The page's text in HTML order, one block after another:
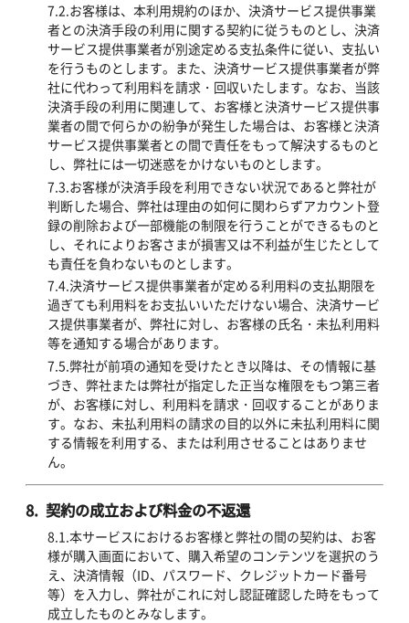
7.2.お客様は、本利用規約のほか、決済サービス提供事業
者との決済手段の利用に関する契約に従うものとし、決済
サービス提供事業者が別途定める支払条件に従い、支払い
を行うものとします。また、決済サービス提供事業者が弊
社に代わって利用料を請求・回収いたします。なお、当該
決済手段の利用に関連して、お客様と決済サービス提供事
業者の間で何らかの紛争が発生した場合は、お客様と決済
サービス提供事業者との間で責任をもって解決するものと
し、弊社には一切迷惑をかけないものとします。
7.3.お客様が決済手段を利用できない状況であると弊社が
判断した場合、弊社は理由の如何に関わらずアカウント登
録の削除および一部機能の制限を行うことができるものと
し、それによりお客さまが損害又は不利益が生じたとして
も責任を負わないものとします。
7.4.決済サービス提供事業者が定める利用料の支払期限を
過ぎても利用料をお支払いいただけない場合、決済サービ
ス提供事業者が、弊社に対し、お客様の氏名・未払利用料
等を通知する場合があります。
7.5.弊社が前項の通知を受けたとき以降は、その情報に基
づき、弊社または弊社が指定した正当な権限をもつ第三者
が、お客様に対し、利用料を請求・回収することがありま
す。なお、未払利用料の請求の目的以外に未払利用料に関
する情報を利用する、または利用させることはありませ
ん。
8. 契約の成立および料金の不返還
8.1.本サービスにおけるお客様と弊社の間の契約は、お客
様が購入画面において、購入希望のコンテンツを選択のう
え、決済情報（ID、パスワード、クレジットカード番号
等）を入力し、弊社がこれに対し認証確認した時をもって
成立したものとみなします。